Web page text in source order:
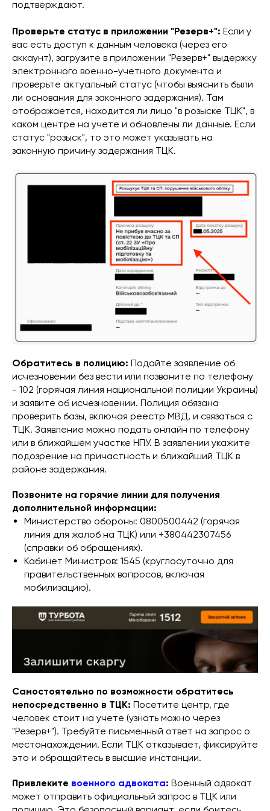
подтверждают.
Проверьте статус в приложении "Резерв+": Если у
вас есть доступ к данным человека (через его
аккаунт), загрузите в приложении "Резерв+" выдержку
электронного военно-учетного документа и
проверьте актуальный статус (чтобы выяснить были
ли основания для законного задержания). Там
отображается, находится ли лицо "в розыске ТЦК", в
каком центре на учете и обновлены ли данные. Если
статус "розыск", то это может указывать на
законную причину задержания ТЦК.
Обратитесь в полицию: Подайте заявление об
исчезновении без вести или позвоните по телефону
- 102 (горячая линия национальной полиции Украины)
и заявите об исчезновении. Полиция обязана
проверить базы, включая реестр МВД, и связаться с
ТЦК. Заявление можно подать онлайн по телефону
или в ближайшем участке НПУ. В заявлении укажите
подозрение на причастность и ближайший ТЦК в
районе задержания.
Позвоните на горячие линии для получения
дополнительной информации:
Министерство обороны: 0800500442 (горячая
линия для жалоб на ТЦК) или +380442307456
(справки об обращениях).
Кабинет Министров: 1545 (круглосуточно для
правительственных вопросов, включая
мобилизацию).
Самостоятельно по возможности обратитесь
непосредственно в ТЦК: Посетите центр, где
человек стоит на учете (узнать можно через
"Резерв+"). Требуйте письменный ответ на запрос о
местонахождении. Если ТЦК отказывает, фиксируйте
это и обращайтесь в высшие инстанции.
Привлеките военного адвоката: Военный адвокат
может отправить официальный запрос в ТЦК или